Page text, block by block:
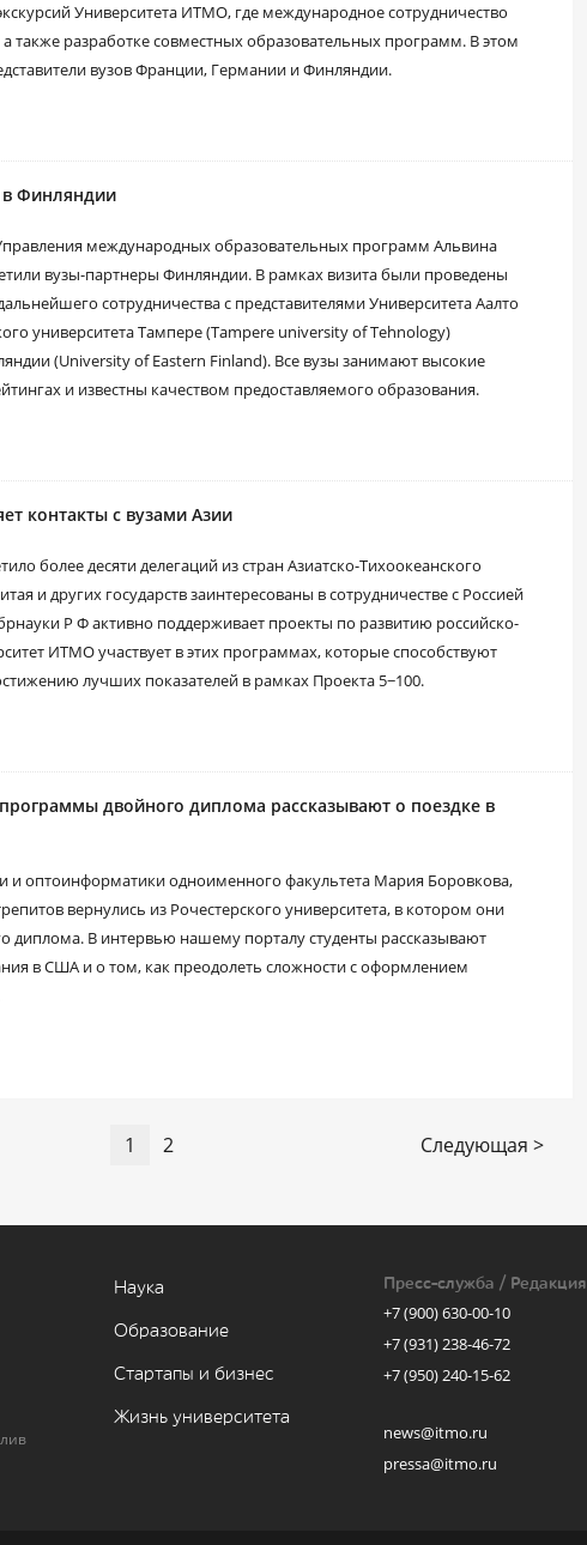
Университета ИТМО, где международное сотрудничество
также разработке совместных образовательных программ. В этом
вузов Франции, Германии и Финляндии.
Финляндии
международных образовательных программ Альвина
вузы-партнеры Финляндии. В рамках визита были проведены
сотрудничества с представителями Университета Аалто
университета Тампере (Tampere university of Tehnology)
(University of Eastern Finland). Все вузы занимают высокие
и известны качеством предоставляемого образования.
контакты с вузами Азии
более десяти делегаций из стран Азиатско-Тихоокеанского
и других государств заинтересованы в сотрудничестве с Россией
Р Ф активно поддерживает проекты по развитию российско-
ИТМО участвует в этих программах, которые способствуют
лучших показателей в рамках Проекта 5−100.
двойного диплома рассказывают о поездке в
и оптоинформатики одноименного факультета Мария Боровкова,
вернулись из Рочестерского университета, в котором они
диплома. В интервью нашему порталу студенты рассказывают
в США и о том, как преодолеть сложности с оформлением
1 2 Следующая >
Наука
Образование
Стартапы и бизнес
Жизнь университета
Пресс-служба / Редакция
+7 (900) 630-00-10
+7 (931) 238-46-72
+7 (950) 240-15-62
news@itmo.ru
pressa@itmo.ru